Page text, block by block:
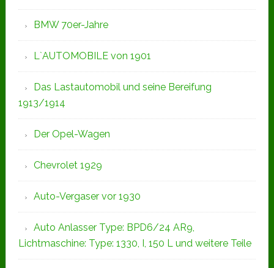
BMW 70er-Jahre
L`AUTOMOBILE von 1901
Das Lastautomobil und seine Bereifung
1913/1914
Der Opel-Wagen
Chevrolet 1929
Auto-Vergaser vor 1930
Auto Anlasser Type: BPD6/24 AR9,
Lichtmaschine: Type: 1330, I, 150 L und weitere Teile